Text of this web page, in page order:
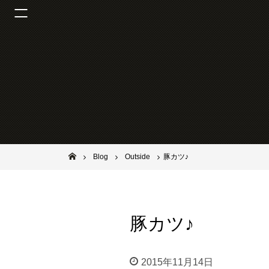
池田市石橋の美容室ならヘアサロンSolana（ソラーナ）
Blog Outside 豚カツ♪
豚カツ♪
2015年11月14日